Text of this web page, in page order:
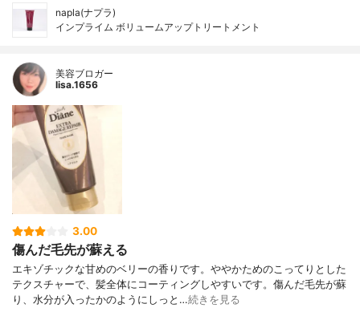
napla(ナプラ)
インプライム ボリュームアップトリートメント
美容ブロガー
lisa.1656
3.00
傷んだ毛先が蘇える
エキゾチックな甘めのベリーの香りです。ややかためのこってりとした
テクスチャーで、髪全体にコーティングしやすいです。傷んだ毛先が蘇
り、水分が入ったかのようにしっと…続きを見る